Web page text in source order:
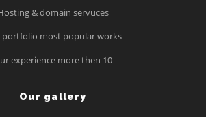
& domain servuces
portfolio most popular works
experience more then 10
Our gallery